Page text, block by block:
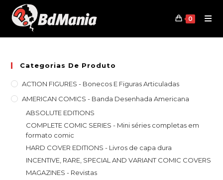
content
0
Categorias De Produto
ACTION FIGURES - Bonecos E Figuras Articuladas
AMERICAN COMICS - Banda Desenhada Americana
ABSOLUTE EDITIONS
COMPLETE COMIC SERIES - Mini séries completas em
formato comic
HARD COVER EDITIONS - Livros de capa dura
INCENTIVE, RARE, SPECIAL AND VARIANT COMIC COVERS
MAGAZINES - Revistas